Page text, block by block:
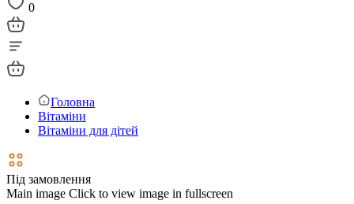
0
Головна
Вітаміни
Вітаміни для дітей
Під замовлення
Main image Click to view image in fullscreen